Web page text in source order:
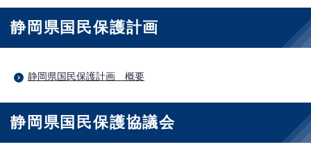
静岡県国民保護計画
静岡県国民保護計画 概要
静岡県国民保護協議会